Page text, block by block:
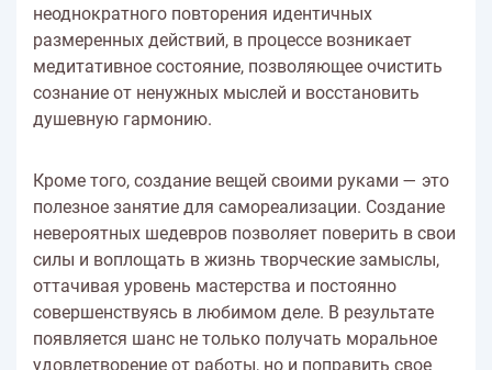
неоднократного повторения идентичных
размеренных действий, в процессе возникает
медитативное состояние, позволяющее очистить
сознание от ненужных мыслей и восстановить
душевную гармонию.
Кроме того, создание вещей своими руками — это
полезное занятие для самореализации. Создание
невероятных шедевров позволяет поверить в свои
силы и воплощать в жизнь творческие замыслы,
оттачивая уровень мастерства и постоянно
совершенствуясь в любимом деле. В результате
появляется шанс не только получать моральное
удовлетворение от работы, но и поправить свое